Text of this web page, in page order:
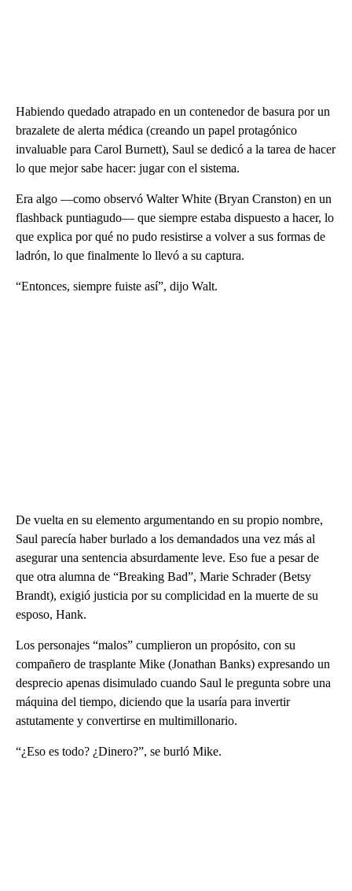
Habiendo quedado atrapado en un contenedor de basura por un
brazalete de alerta médica (creando un papel protagónico
invaluable para Carol Burnett), Saul se dedicó a la tarea de hacer
lo que mejor sabe hacer: jugar con el sistema.
Era algo —como observó Walter White (Bryan Cranston) en un
flashback puntiagudo— que siempre estaba dispuesto a hacer, lo
que explica por qué no pudo resistirse a volver a sus formas de
ladrón, lo que finalmente lo llevó a su captura.
“Entonces, siempre fuiste así”, dijo Walt.
De vuelta en su elemento argumentando en su propio nombre,
Saul parecía haber burlado a los demandados una vez más al
asegurar una sentencia absurdamente leve. Eso fue a pesar de
que otra alumna de “Breaking Bad”, Marie Schrader (Betsy
Brandt), exigió justicia por su complicidad en la muerte de su
esposo, Hank.
Los personajes “malos” cumplieron un propósito, con su
compañero de trasplante Mike (Jonathan Banks) expresando un
desprecio apenas disimulado cuando Saul le pregunta sobre una
máquina del tiempo, diciendo que la usaría para invertir
astutamente y convertirse en multimillonario.
“¿Eso es todo? ¿Dinero?”, se burló Mike.